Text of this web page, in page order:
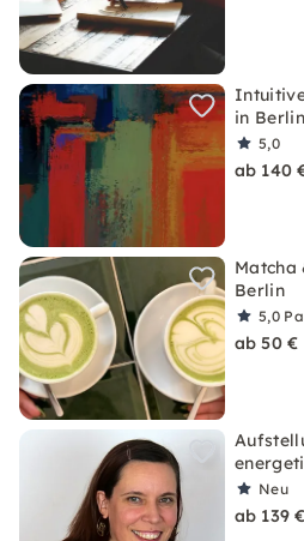
in Berlin
5,0
ab 140
Matcha
Berlin
5,0
ab 50 €
Neu
ab 139 €